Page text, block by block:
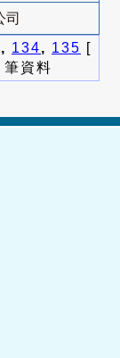
司
134, 135 [
筆資料